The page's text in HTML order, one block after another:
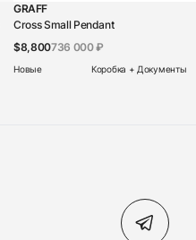
GRAFF
Cross Small Pendant
$8,800736 000 ₽
Новые Коробка + Документы